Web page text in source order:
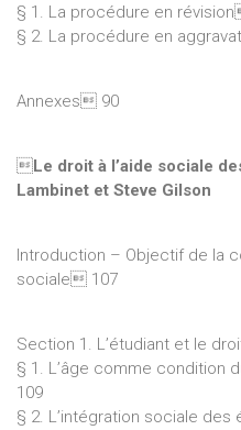
§ 1. La procédure en
§ 2. La procédure en
Annexes 90
Le droit à l’aide sociale
Lambinet et Steve Gilson
Introduction – Objectif de la
sociale 107
Section 1. L’étudiant et le
§ 1. L’âge comme condition
109
§ 2. L’intégration sociale